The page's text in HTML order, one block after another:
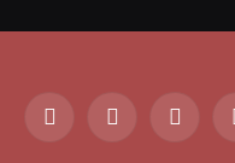
FacebookTwitter